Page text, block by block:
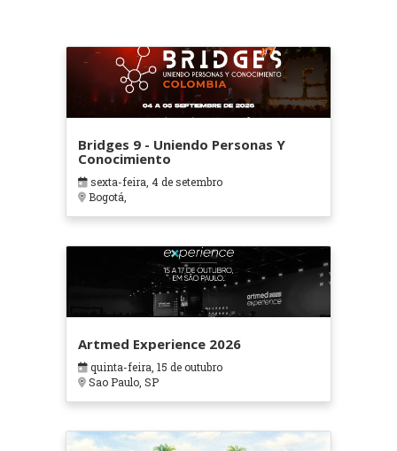
Bridges 9 - Uniendo Personas Y
Conocimiento
sexta-feira, 4 de setembro
Bogotá,
Artmed Experience 2026
quinta-feira, 15 de outubro
Sao Paulo, SP